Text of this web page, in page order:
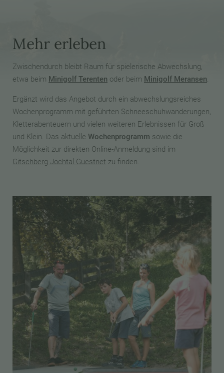
Mehr erleben
Zwischendurch bleibt Raum für spielerische Abwechslung,
etwa beim Minigolf Terenten oder beim Minigolf Meransen.
Ergänzt wird das Angebot durch ein abwechslungsreiches
Wochenprogramm mit geführten Schneeschuhwanderungen,
Kletterabenteuern und vielen weiteren Erlebnissen für Groß
und Klein. Das aktuelle Wochenprogramm sowie die
Möglichkeit zur direkten Online-Anmeldung sind im
Gitschberg Jochtal Guestnet zu finden.